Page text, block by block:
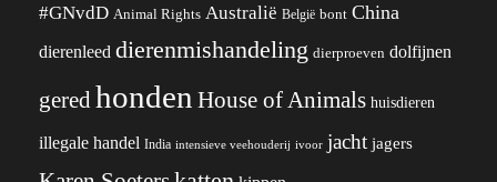
#GNvdD Animal Rights Australië België bont China
dierenleed dierenmishandeling dierproeven dolfijnen
gered honden House of Animals huisdieren
illegale handel India intensieve veehouderij ivoor jacht jagers